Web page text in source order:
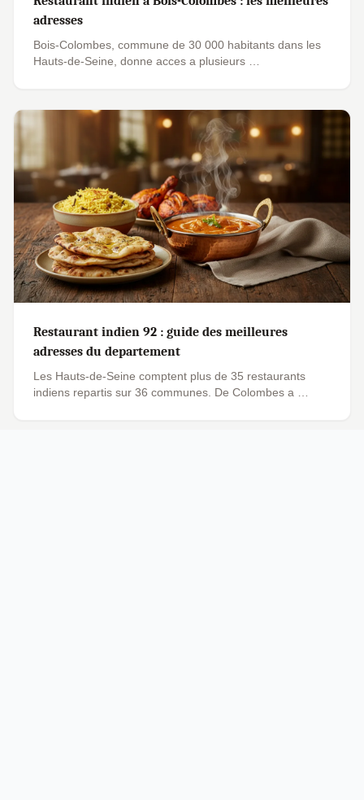
adresses
Bois-Colombes, commune de 30 000 habitants dans les
Hauts-de-Seine, donne acces a plusieurs …
Restaurant indien 92 : guide des meilleures
adresses du departement
Les Hauts-de-Seine comptent plus de 35 restaurants
indiens repartis sur 36 communes. De Colombes a …